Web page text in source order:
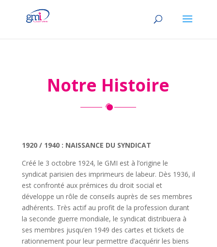
Notre Histoire
1920 / 1940 : NAISSANCE DU SYNDICAT
Créé le 3 octobre 1924, le GMI est à l’origine le
syndicat parisien des imprimeurs de labeur. Dès 1936, il
est confronté aux prémices du droit social et
développe un rôle de conseils auprès de ses membres
adhérents. Très actif au profit de la profession durant
la seconde guerre mondiale, le syndicat distribuera à
ses membres jusqu’en 1949 des cartes et tickets de
rationnement pour leur permettre d’acquérir les biens